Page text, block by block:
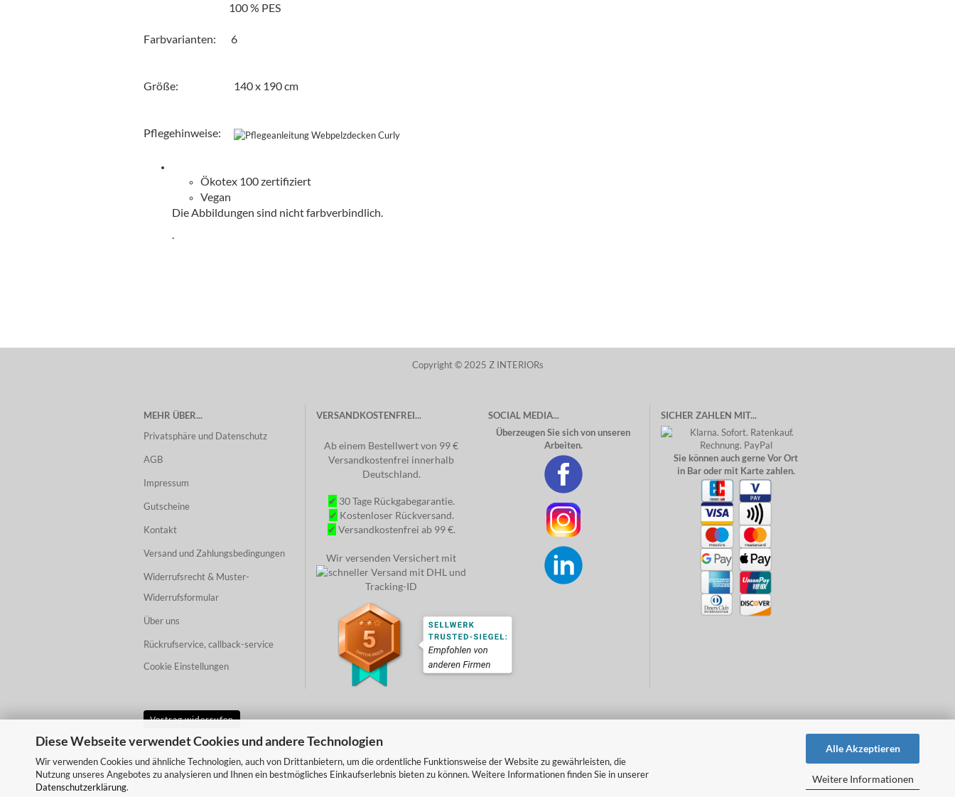
Diese Webseite verwendet Cookies und andere Technologien
Wir verwenden Cookies und ähnliche Technologien, auch von Drittanbietern, um die ordentliche Funktionsweise der Website zu gewährleisten, die
Nutzung unseres Angebotes zu analysieren und Ihnen ein bestmögliches Einkaufserlebnis bieten zu können. Weitere Informationen finden Sie in unserer
Datenschutzerklärung.
Alle Akzeptieren
Weitere Informationen
100 % PES
Farbvarianten: 6
Größe: 140 x 190 cm
Pflegehinweise:
Ökotex 100 zertifiziert
Vegan
Die Abbildungen sind nicht farbverbindlich.
Copyright © 2025 Z INTERIORs
MEHR ÜBER...
Privatsphäre und Datenschutz
AGB
Impressum
Gutscheine
Kontakt
Versand und Zahlungsbedingungen
Widerrufsrecht & Muster-
Widerrufsformular
Über uns
Rückrufservice, callback-service
Cookie Einstellungen
VERSANDKOSTENFREI...
Ab einem Bestellwert von 99 €
Versandkostenfrei innerhalb
Deutschland.
✔ 30 Tage Rückgabegarantie.
✔ Kostenloser Rückversand.
✔ Versandkostenfrei ab 99 €.
Wir versenden Versichert mit
SOCIAL MEDIA...
Überzeugen Sie sich von unseren
Arbeiten.
SICHER ZAHLEN MIT...
Sie können auch gerne Vor Ort
in Bar oder mit Karte zahlen.
Vertrag widerrufen
Onlineshopby Gambio.de © 2026